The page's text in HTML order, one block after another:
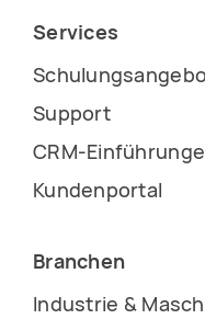
Services
Support
CRM-
Kundenportal
Branchen
Industrie &